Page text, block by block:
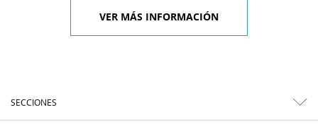
VER MÁS INFORMACIÓN
SECCIONES